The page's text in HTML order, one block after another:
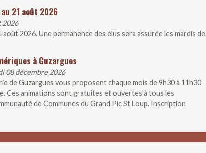
21 août 2026
2026
août 2026. Une permanence des élus sera assurée les mardis de
à Guzargues
08 décembre 2026
de Guzargues vous proposent chaque mois de 9h30 à 11h30
Ces animations sont gratuites et ouvertes à tous les
de Communes du Grand Pic St Loup. Inscription